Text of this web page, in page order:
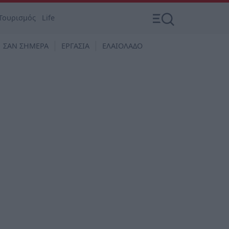
Life
ΣΑΝ ΣΗΜΕΡΑ ΕΡΓΑΣΙΑ ΕΛΑΙΟΛΑΔΟ